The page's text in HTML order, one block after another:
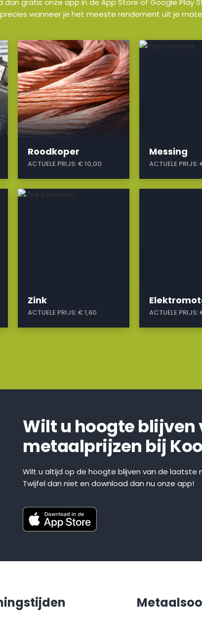
gratis onze app in de App Store of Google Play
wanneer je het meeste rendement uit je
Roodkoper
ACTUELE PRIJS:€ 10,00
a
Messing
ACTUELE PRIJS:
a
Zink
ACTUELE PRIJS:€ 1,60
a
ACTUELE PRIJS:
Wilt u hoogte blijven
metaalprijzen bij
Wilt u altijd op de hoogte blijven van de laatste
Twijfel dan niet en download dan nu onze app!